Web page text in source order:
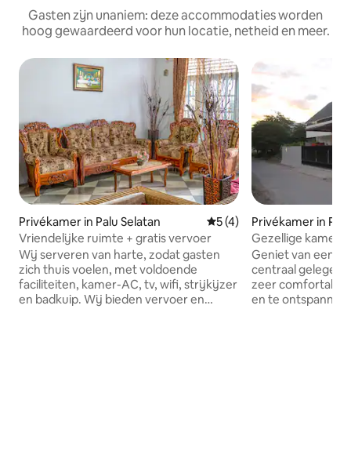
Gasten zijn unaniem: deze accommodaties worden
hoog gewaardeerd voor hun locatie, netheid en meer.
Privékamer in Palu Selatan Gemiddelde beoordeling
5 (4)
Vriendelijke ruimte + gratis vervoer
Wij serveren van harte, zodat gasten
zich thuis voelen, met voldoende
faciliteiten, kamer-AC, tv, wifi, strijkijzer
en badkuip. Wij bieden vervoer en
Privékamer in
Gezellige kamer
Geniet van een
centraal gelegen plek. Wij
zeer
en te